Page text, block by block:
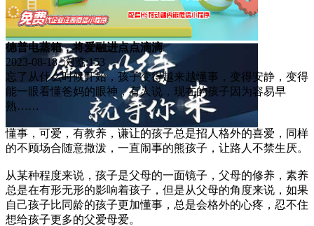
德普电蒸箱，将爱融进点点滴滴
2023-08-18 浏览:153
忘了从什么时候开始，孩子变得越来越懂事，变得安静，变得
能一眼看懂爸妈的眼神，有人说，现在的孩子因为容易早
熟……
懂事，可爱，有教养，谦让的孩子总是招人格外的喜爱，同样
的不顾场合随意撒泼，一直闹事的熊孩子，让路人不禁生厌。
从某种程度来说，孩子是父母的一面镜子，父母的修养，素养
总是在有形无形的影响着孩子，但是从父母的角度来说，如果
自己孩子比同龄的孩子更加懂事，总是会格外的心疼，忍不住
想给孩子更多的父爱母爱。